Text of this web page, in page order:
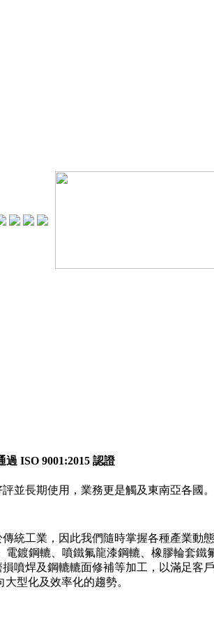
ISO 9001:2015 認證
並長期使用，業務更是觸及東南亞各國。
統工業，因此我們隨時掌握各種產業
鍍鋼轆、噴鐵氟龍漆鋼轆、橡膠輪套
噴焊及鋼轆轆面修補等加工，以滿足
型化及效率化的趨勢。